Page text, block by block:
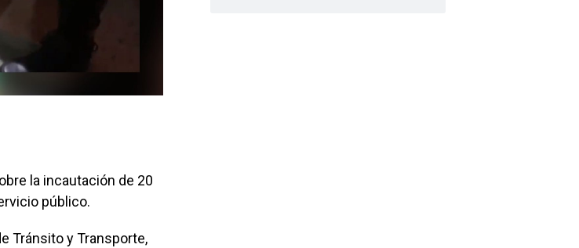
la incautación de 20
público.
Tránsito y Transporte,